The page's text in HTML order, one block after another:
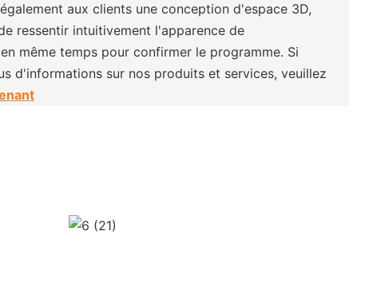
aux clients une conception d'espace 3D,
ressentir intuitivement l'apparence de
même temps pour confirmer le programme. Si
d'informations sur nos produits et services, veuillez